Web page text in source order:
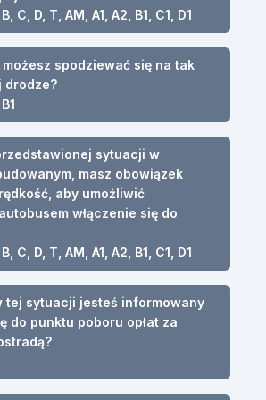
C, D, T, AM, A1, A2, B1, C1, D1
spodziewać się na tak
drodze?
sytuacji w
masz obowiązek
aby umożliwić
włączenie się do
C, D, T, AM, A1, A2, B1, C1, D1
tej sytuacji jesteś informowany
do punktu poboru opłat za